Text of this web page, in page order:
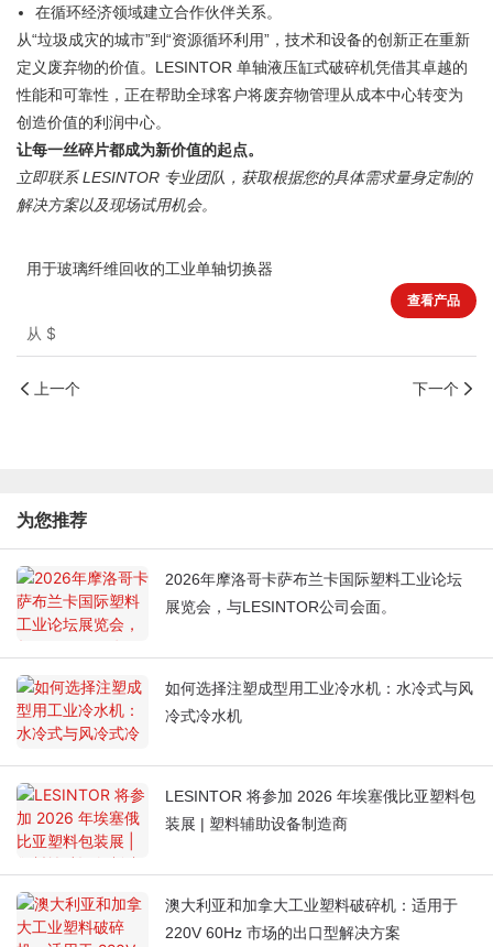
在循环经济领域建立合作伙伴关系。
从“垃圾成灾的城市”到“资源循环利用”，技术和设备的创新正在重新
定义废弃物的价值。LESINTOR 单轴液压缸式破碎机凭借其卓越的
性能和可靠性，正在帮助全球客户将废弃物管理从成本中心转变为
创造价值的利润中心。
让每一丝碎片都成为新价值的起点。
立即联系 LESINTOR 专业团队，获取根据您的具体需求量身定制的
解决方案以及现场试用机会。
用于玻璃纤维回收的工业单轴切换器
从 $
查看产品
上一个 下一个
为您推荐
2026年摩洛哥卡萨布兰卡国际塑料工业论坛
展览会，与LESINTOR公司会面。
如何选择注塑成型用工业冷水机：水冷式与风
冷式冷水机
LESINTOR 将参加 2026 年埃塞俄比亚塑料包
装展 | 塑料辅助设备制造商
澳大利亚和加拿大工业塑料破碎机：适用于
220V 60Hz 市场的出口型解决方案